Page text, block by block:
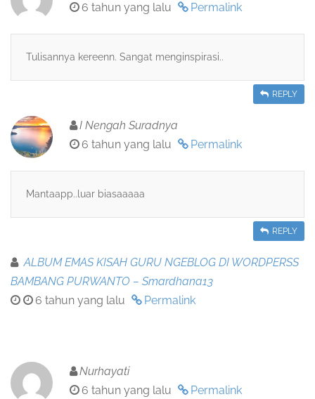
6 tahun yang lalu
Permalink
Tulisannya kereenn. Sangat menginspirasi..
REPLY
I Nengah Suradnya
6 tahun yang lalu
Permalink
Mantaapp..luar biasaaaaa
REPLY
ALBUM EMAS KISAH GURU NGEBLOG DI WORDPERSS
BAMBANG PURWANTO – Smardhana13
6 tahun yang lalu
Permalink
Nurhayati
6 tahun yang lalu
Permalink